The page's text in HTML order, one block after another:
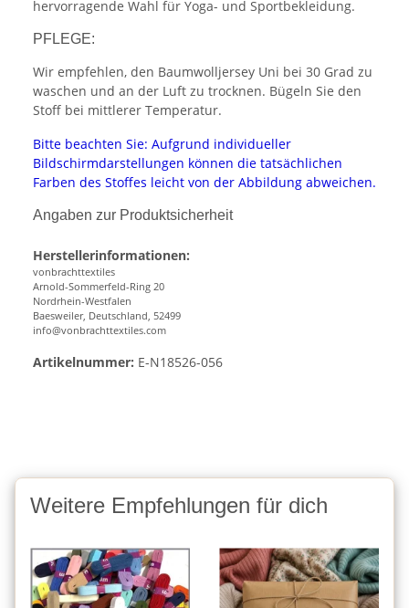
hervorragende Wahl für Yoga- und Sportbekleidung.
PFLEGE:
Wir empfehlen, den Baumwolljersey Uni bei 30 Grad zu
waschen und an der Luft zu trocknen. Bügeln Sie den
Stoff bei mittlerer Temperatur.
Bitte beachten Sie: Aufgrund individueller
Bildschirmdarstellungen können die tatsächlichen
Farben des Stoffes leicht von der Abbildung abweichen.
Angaben zur Produktsicherheit
Herstellerinformationen:
vonbrachttextiles
Arnold-Sommerfeld-Ring 20
Nordrhein-Westfalen
Baesweiler, Deutschland, 52499
info@vonbrachttextiles.com
Artikelnummer: E-N18526-056
Weitere Empfehlungen für dich